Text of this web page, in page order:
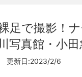
足で撮影！
写真館・小
更新日:2023/2/6